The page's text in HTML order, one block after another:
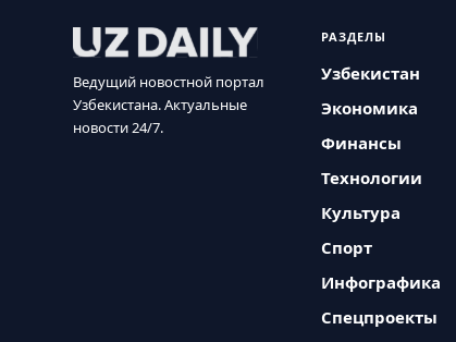
Ведущий новостной портал
Узбекистана. Актуальные
новости 24/7.
РАЗДЕЛЫ
Узбекистан
Экономика
Финансы
Технологии
Культура
Спорт
Инфографика
Спецпроекты